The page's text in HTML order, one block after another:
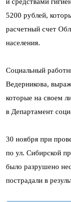
5200 рублей,
расчетный счет
населения.
Социальный
Ведерникова,
которые на своем
в Департамент
30 ноября при
по ул. Сибирской
было разрушено
пострадали в